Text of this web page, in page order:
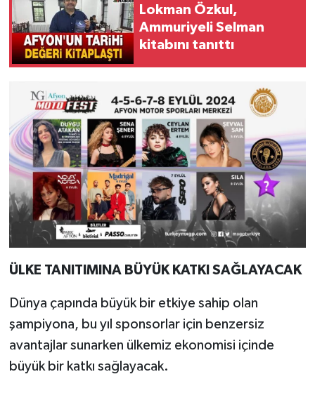
Lokman Özkul,
Ammuriyeli Selman
kitabını tanıttı
ÜLKE TANITIMINA BÜYÜK KATKI SAĞLAYACAK
Dünya çapında büyük bir etkiye sahip olan
şampiyona, bu yıl sponsorlar için benzersiz
avantajlar sunarken ülkemiz ekonomisi içinde
büyük bir katkı sağlayacak.